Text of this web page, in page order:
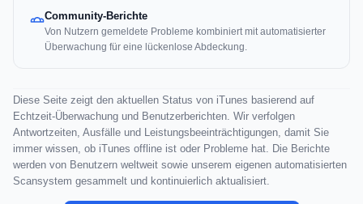
Community-Berichte
Von Nutzern gemeldete Probleme kombiniert mit automatisierter
Überwachung für eine lückenlose Abdeckung.
Diese Seite zeigt den aktuellen Status von iTunes basierend auf
Echtzeit-Überwachung und Benutzerberichten. Wir verfolgen
Antwortzeiten, Ausfälle und Leistungsbeeinträchtigungen, damit Sie
immer wissen, ob iTunes offline ist oder Probleme hat. Die Berichte
werden von Benutzern weltweit sowie unserem eigenen automatisierten
Scansystem gesammelt und kontinuierlich aktualisiert.